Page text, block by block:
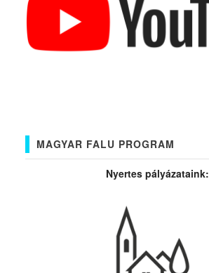
MAGYAR FALU PROGRAM
Nyertes pályázataink: